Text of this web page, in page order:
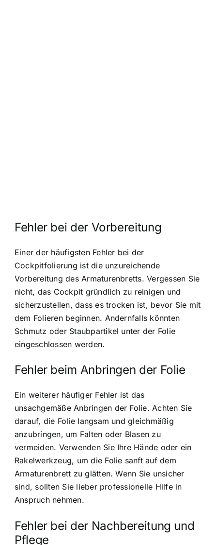
Fehler bei der Vorbereitung
Einer der häufigsten Fehler bei der
Cockpitfolierung ist die unzureichende
Vorbereitung des Armaturenbretts. Vergessen Sie
nicht, das Cockpit gründlich zu reinigen und
sicherzustellen, dass es trocken ist, bevor Sie mit
dem Folieren beginnen. Andernfalls könnten
Schmutz oder Staubpartikel unter der Folie
eingeschlossen werden.
Fehler beim Anbringen der Folie
Ein weiterer häufiger Fehler ist das
unsachgemäße Anbringen der Folie. Achten Sie
darauf, die Folie langsam und gleichmäßig
anzubringen, um Falten oder Blasen zu
vermeiden. Verwenden Sie Ihre Hände oder ein
Rakelwerkzeug, um die Folie sanft auf dem
Armaturenbrett zu glätten. Wenn Sie unsicher
sind, sollten Sie lieber professionelle Hilfe in
Anspruch nehmen.
Fehler bei der Nachbereitung und
Pflege